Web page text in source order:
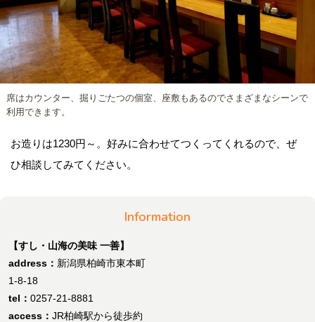
席はカウンター、掘りごたつの個室、座敷もあるのでさまざまなシーンで
利用できます。
お造りは1230円～。好みに合わせてつくってくれるので、ぜ
ひ相談してみてください。
Information
【すし・山海の美味 一善】
address： 新潟県柏崎市東本町
1-8-18
tel： 0257-21-8881
access： JR柏崎駅から徒歩約